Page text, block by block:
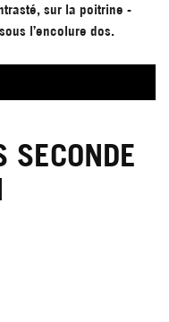
sur la poitrine -
l’encolure dos.
SECONDE